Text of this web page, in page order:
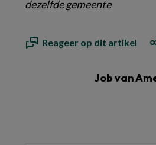
dezelfde gemeente
Reageer op dit artikel
Job van